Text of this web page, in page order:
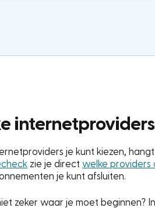
je kunt kiezen,
zie je direct welke providers
je kunt afsluiten.
zeker waar je moet beginnen?